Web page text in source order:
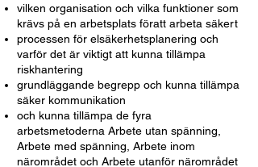
vilken organisation och vilka funktioner som
krävs på en arbetsplats föratt arbeta säkert
processen för elsäkerhetsplanering och
varför det är viktigt att kunna tillämpa
riskhantering
grundläggande begrepp och kunna tillämpa
säker kommunikation
och kunna tillämpa de fyra
arbetsmetoderna Arbete utan spänning,
Arbete med spänning, Arbete inom
närområdet och Arbete utanför närområdet